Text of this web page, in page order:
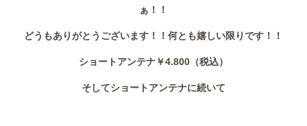
ぁ！！
どうもありがとうございます！！何とも嬉しい限りです！！
ショートアンテナ￥4.800（税込）
そしてショートアンテナに続いて